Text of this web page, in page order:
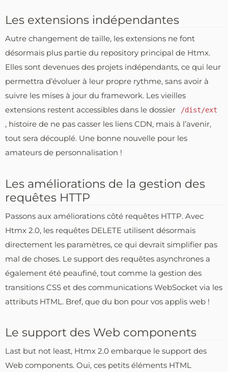
Les extensions indépendantes
Autre changement de taille, les extensions ne font
désormais plus partie du repository principal de Htmx.
Elles sont devenues des projets indépendants, ce qui leur
permettra d’évoluer à leur propre rythme, sans avoir à
suivre les mises à jour du framework. Les vieilles
extensions restent accessibles dans le dossier
/dist/ext
, histoire de ne pas casser les liens CDN, mais à l’avenir,
tout sera découplé. Une bonne nouvelle pour les
amateurs de personnalisation !
Les améliorations de la gestion des
requêtes HTTP
Passons aux améliorations côté requêtes HTTP. Avec
Htmx 2.0, les requêtes DELETE utilisent désormais
directement les paramètres, ce qui devrait simplifier pas
mal de choses. Le support des requêtes asynchrones a
également été peaufiné, tout comme la gestion des
transitions CSS et des communications WebSocket via les
attributs HTML. Bref, que du bon pour vos applis web !
Le support des Web components
Last but not least, Htmx 2.0 embarque le support des
Web components. Oui, ces petits éléments HTML